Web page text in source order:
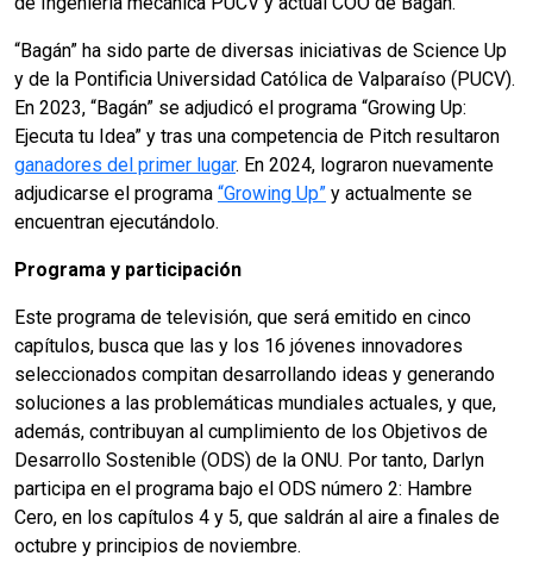
“Bagán” ha sido parte de diversas iniciativas de Science Up
y de la Pontificia Universidad Católica de Valparaíso (PUCV).
En 2023, “Bagán” se adjudicó el programa “Growing Up:
Ejecuta tu Idea” y tras una competencia de Pitch resultaron
ganadores del primer lugar. En 2024, lograron nuevamente
adjudicarse el programa “Growing Up” y actualmente se
encuentran ejecutándolo.
Programa y participación
Este programa de televisión, que será emitido en cinco
capítulos, busca que las y los 16 jóvenes innovadores
seleccionados compitan desarrollando ideas y generando
soluciones a las problemáticas mundiales actuales, y que,
además, contribuyan al cumplimiento de los Objetivos de
Desarrollo Sostenible (ODS) de la ONU. Por tanto, Darlyn
participa en el programa bajo el ODS número 2: Hambre
Cero, en los capítulos 4 y 5, que saldrán al aire a finales de
octubre y principios de noviembre.